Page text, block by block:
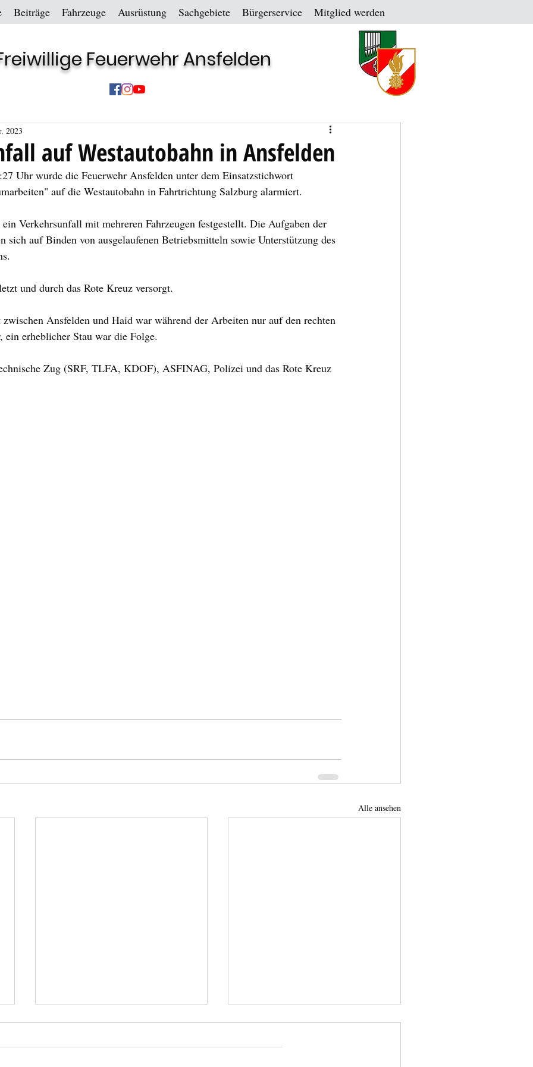
Beiträge Fahrzeuge Ausrüstung Sachgebiete Bürgerservice Mitglied werden
Feuerwehr Ansfelden
auf Westautobahn in Ansfelden
2023
Uhr wurde die Feuerwehr Ansfelden unter dem Einsatzstichwort
auf die Westautobahn in Fahrtrichtung Salzburg alarmiert.
Verkehrsunfall mit mehreren Fahrzeugen festgestellt. Die Aufgaben der
sich auf Binden von ausgelaufenen Betriebsmitteln sowie Unterstützung des
und durch das Rote Kreuz versorgt.
Ansfelden und Haid war während der Arbeiten nur auf den rechten
ein erheblicher Stau war die Folge.
Zug (SRF, TLFA, KDOF), ASFINAG, Polizei und das Rote Kreuz
Alle ansehen